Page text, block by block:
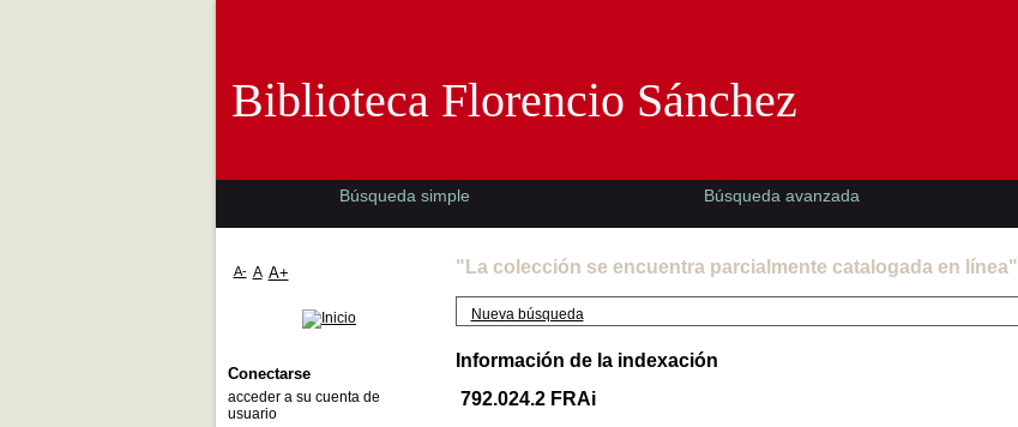
"La colección se encuentra parcialmente catalogada en línea"
Nueva búsqueda
Información de la indexación
792.024.2 FRAi
Biblioteca Florencio Sánchez
Búsqueda simple Búsqueda avanzada
A- A A+
Conectarse
acceder a su cuenta de
usuario